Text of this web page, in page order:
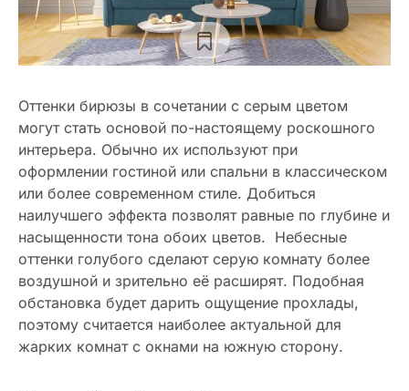
Оттенки бирюзы в сочетании с серым цветом
могут стать основой по-настоящему роскошного
интерьера. Обычно их используют при
оформлении гостиной или спальни в классическом
или более современном стиле. Добиться
наилучшего эффекта позволят равные по глубине и
насыщенности тона обоих цветов. Небесные
оттенки голубого сделают серую комнату более
воздушной и зрительно её расширят. Подобная
обстановка будет дарить ощущение прохлады,
поэтому считается наиболее актуальной для
жарких комнат с окнами на южную сторону.